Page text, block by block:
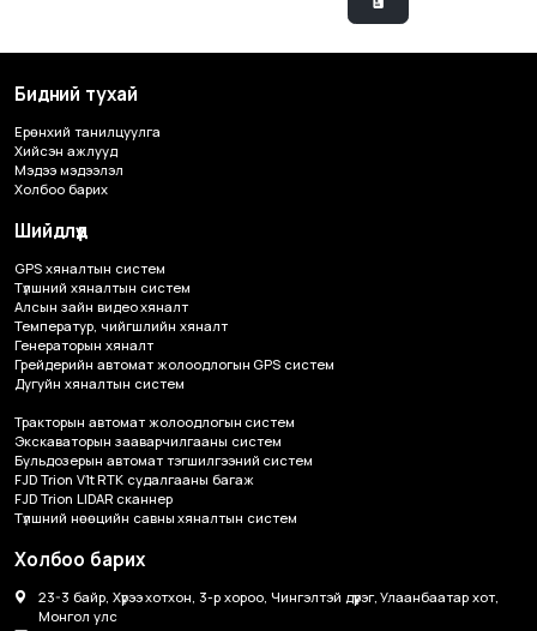
Бидний тухай
Ерөнхий танилцуулга
Хийсэн ажлууд
Мэдээ мэдээлэл
Холбоо барих
Шийдлүүд
GPS хяналтын систем
Түлшний хяналтын систем
Алсын зайн видео хяналт
Температур, чийгшлийн хяналт
Генераторын хяналт
Грейдерийн автомат жолоодлогын GPS систем
Дугуйн хяналтын систем
Тракторын автомат жолоодлогын систем
Экскаваторын зааварчилгааны систем
Бульдозерын автомат тэгшилгээний систем
FJD Trion V1t RTK судалгааны багаж
FJD Trion LIDAR сканнер
Түлшний нөөцийн савны хяналтын систем
Холбоо барих
23-3 байр, Хүрээ хотхон, 3-р хороо, Чингэлтэй дүүрэг, Улаанбаатар хот,
Монгол улс